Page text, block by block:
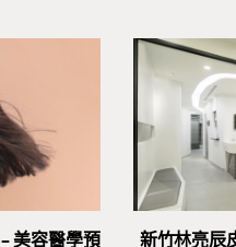
美容醫學預
新竹林亮辰